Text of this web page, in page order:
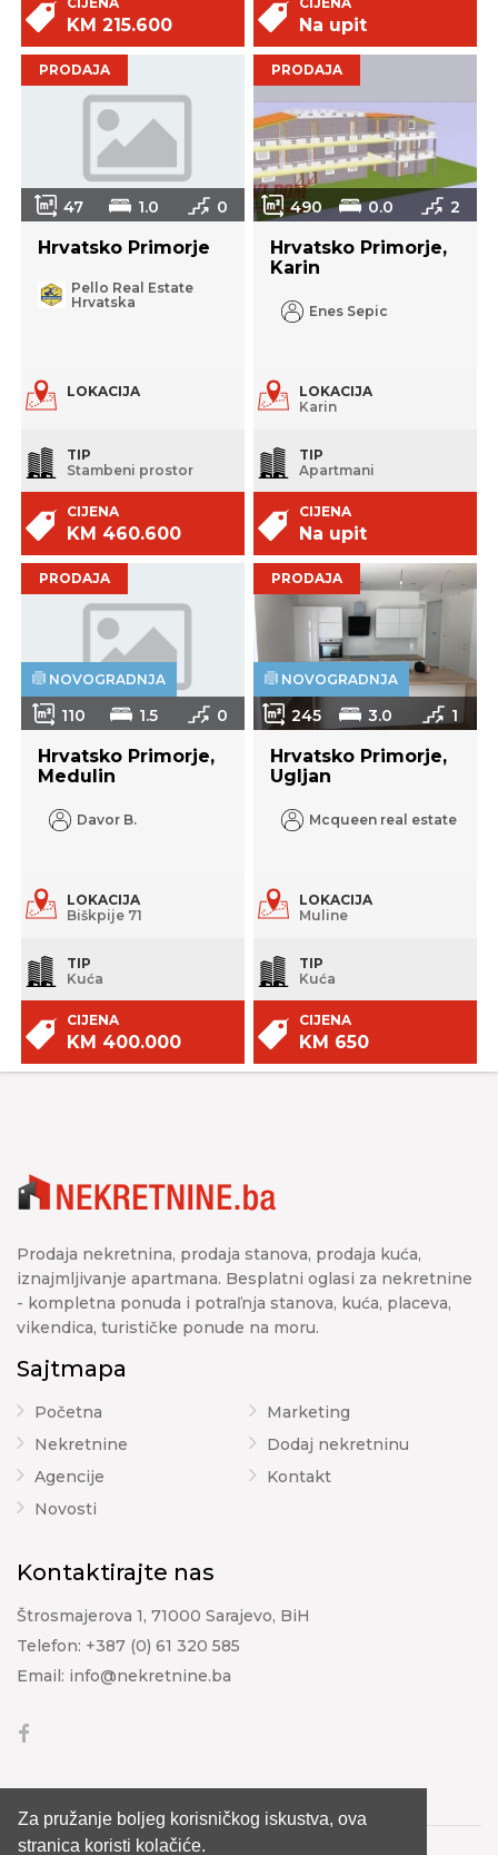
Za pružanje boljeg korisničkog iskustva, ova
stranica koristi kolačiće.
KM 215.600 Na upit
PRODAJA
47 1.0 0
Hrvatsko Primorje
Pello Real Estate
Hrvatska
LOKACIJA
TIP
Stambeni prostor
CIJENA
KM 460.600
PRODAJA
490 0.0 2
Hrvatsko Primorje,
Karin
Enes Sepic
LOKACIJA
Karin
TIP
Apartmani
CIJENA
Na upit
NOVOGRADNJA
PRODAJA
NOVOGRADNJA
110 1.5 0
Hrvatsko Primorje,
Medulin
Davor B.
LOKACIJA
Biškpije 71
TIP
Kuća
CIJENA
KM 400.000
NOVOGRADNJA
PRODAJA
NOVOGRADNJA
245 3.0 1
Hrvatsko Primorje,
Ugljan
Mcqueen real estate
LOKACIJA
Muline
TIP
Kuća
CIJENA
KM 650
Prodaja nekretnina, prodaja stanova, prodaja kuća,
iznajmljivanje apartmana. Besplatni oglasi za nekretnine
- kompletna ponuda i potraľnja stanova, kuća, placeva,
vikendica, turističke ponude na moru.
Sajtmapa
Početna
Nekretnine
Agencije
Novosti
Marketing
Dodaj nekretninu
Kontakt
Kontaktirajte nas
Štrosmajerova 1, 71000 Sarajevo, BiH
Telefon: +387 (0) 61 320 585
Email: info@nekretnine.ba